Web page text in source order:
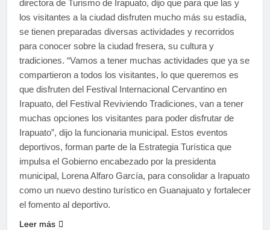
directora de Turismo de Irapuato, dijo que para que las y
los visitantes a la ciudad disfruten mucho más su estadía,
se tienen preparadas diversas actividades y recorridos
para conocer sobre la ciudad fresera, su cultura y
tradiciones. “Vamos a tener muchas actividades que ya se
compartieron a todos los visitantes, lo que queremos es
que disfruten del Festival Internacional Cervantino en
Irapuato, del Festival Reviviendo Tradiciones, van a tener
muchas opciones los visitantes para poder disfrutar de
Irapuato”, dijo la funcionaria municipal. Estos eventos
deportivos, forman parte de la Estrategia Turística que
impulsa el Gobierno encabezado por la presidenta
municipal, Lorena Alfaro García, para consolidar a Irapuato
como un nuevo destino turístico en Guanajuato y fortalecer
el fomento al deportivo.
Leer más